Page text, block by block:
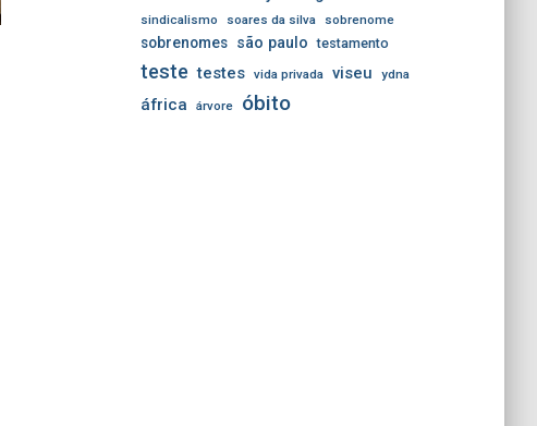
sindicalismo soares da silva sobrenome
sobrenomes são paulo testamento
teste testes vida privada viseu ydna
áfrica árvore óbito